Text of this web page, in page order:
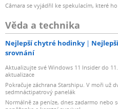
Câmara se vyjádřil ke spekulacím, které
Věda a technika
Nejlepší chytré hodinky
srovnání
Aktualizujte své Windows 11 Insider do
aktualizace
Pokračuje záchrana Starshipu. V moři už
sedmnáctipatrový panelák
Normálně za peníze, dnes zadarmo nebo